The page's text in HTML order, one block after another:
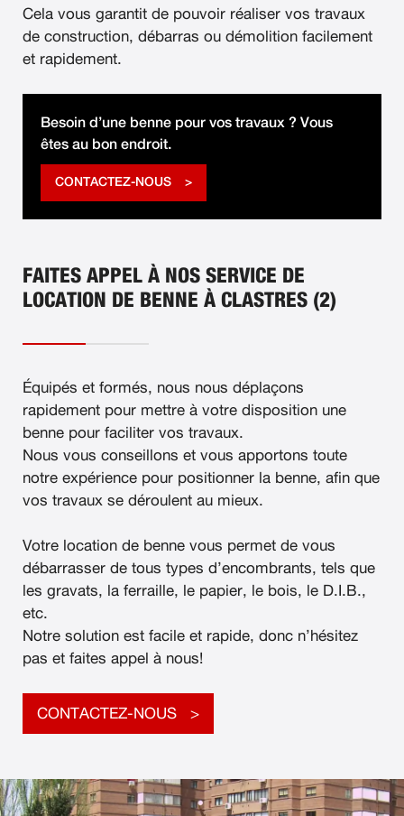
Cela vous garantit de pouvoir réaliser vos travaux
de construction, débarras ou démolition facilement
et rapidement.
Besoin d’une benne pour vos travaux ? Vous
êtes au bon endroit.
CONTACTEZ-NOUS
FAITES APPEL À NOS SERVICE DE
LOCATION DE BENNE À CLASTRES (2)
Équipés et formés, nous nous déplaçons
rapidement pour mettre à votre disposition une
benne pour faciliter vos travaux.
Nous vous conseillons et vous apportons toute
notre expérience pour positionner la benne, afin que
vos travaux se déroulent au mieux.
Votre location de benne vous permet de vous
débarrasser de tous types d’encombrants, tels que
les gravats, la ferraille, le papier, le bois, le D.I.B.,
etc.
Notre solution est facile et rapide, donc n’hésitez
pas et faites appel à nous!
CONTACTEZ-NOUS